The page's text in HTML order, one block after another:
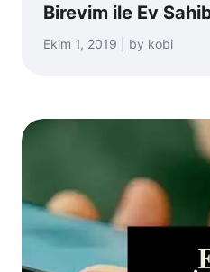
Birevim ile Ev
Ekim 1, 2019 | by kobi